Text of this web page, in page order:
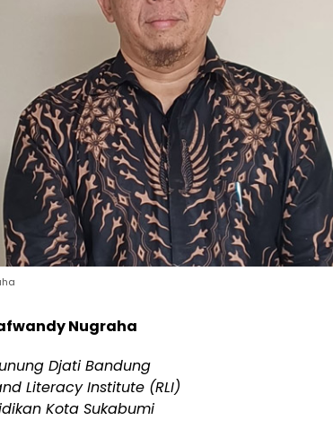
Nugraha
Djati Bandung
Literacy Institute (RLI)
Kota Sukabumi